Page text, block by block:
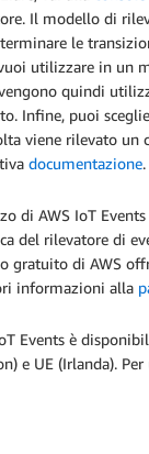
Il modello di
le
utilizzare in un
quindi
Infine, puoi
viene rilevato un
documentazione.
di AWS IoT
del rilevatore di
gratuito di AWS
informazioni alla
Events è
e UE (Irlanda).